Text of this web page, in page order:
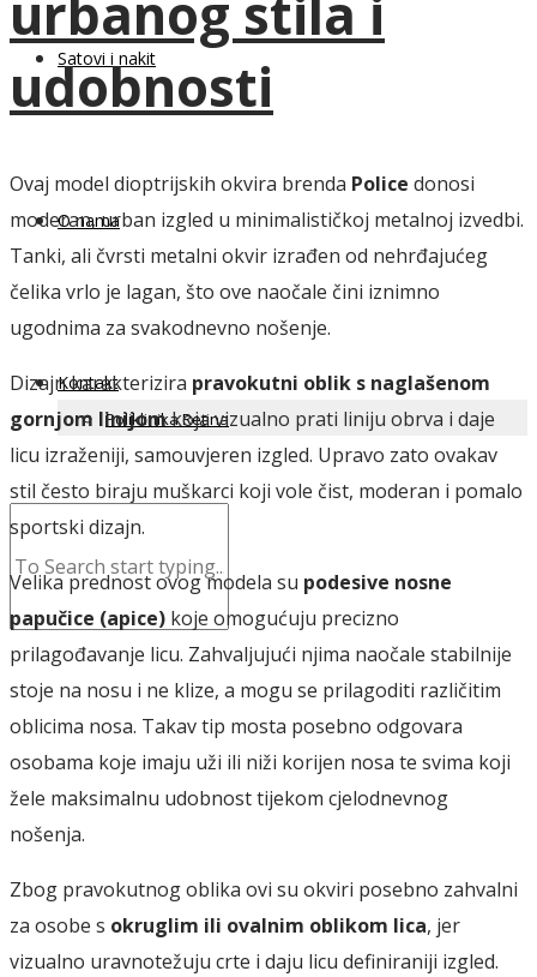
Satovi i nakit
O nama
Kontakt
Poliklinika Retina
udobnosti
Ovaj model dioptrijskih okvira brenda Police donosi
moderan,urban izgled u minimalističkoj metalnoj izvedbi.
Tanki, ali čvrsti metalni okvir izrađen od nehrđajućeg
čelika vrlo je lagan, što ove naočale čini iznimno
ugodnima za svakodnevno nošenje.
Dizajnkarakterizira pravokutni oblik s naglašenom
gornjom linijomkojavizualno prati liniju obrva i daje
licu izraženiji, samouvjeren izgled. Upravo zato ovakav
stil često biraju muškarci koji vole čist, moderan i pomalo
sportski dizajn.
Velikaprednostovogmodela su podesive nosne
papučice (apice) koje omogućuju precizno
prilagođavanje licu. Zahvaljujući njima naočale stabilnije
stoje na nosu i ne klize, a mogu se prilagoditi različitim
oblicima nosa. Takavtip mosta posebno odgovara
osobama koje imaju uži ili niži korijen nosa te svima koji
žele maksimalnu udobnosttijekom cjelodnevnog
nošenja.
Zbog pravokutnogoblika ovi su okviri posebno zahvalni
za osobe s okruglim ili ovalnim oblikom lica, jer
vizualno uravnotežuju crte i daju licu definiraniji izgled.